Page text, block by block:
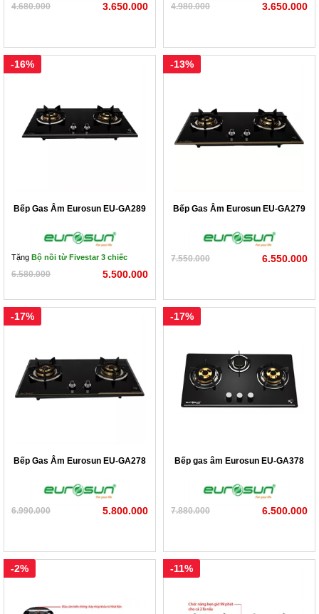
2) 30B Phạm Văn Đồng - Cầu Giấy - Hà Nội
4) 359 Nguyễn Hoàng Tôn – Tây Hồ - Hà Nội
5) 345 Hà Huy Tập - Gia Lâm - Hà Nội
4.680.000 3.650.000 4.980.000 3.650.000
Bếp Gas Âm Eurosun EU-GA289
Tặng Bộ nồi từ Fivestar 3 chiếc
6.580.000
-16%
5.500.000
Bếp Gas Âm Eurosun EU-GA279
7.550.000
-13%
6.550.000
Bếp Gas Âm Eurosun EU-GA278
6.990.000
-17%
5.800.000
Bếp gas âm Eurosun EU-GA378
7.880.000
-17%
6.500.000
-2% -11%